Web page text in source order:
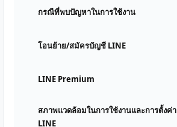
กรณีที่พบปัญหาในการใช้งาน
โอนย้าย/สมัครบัญชี LINE
LINE Premium
สภาพแวดล้อมในการใช้งานและการตั้งค่า
LINE